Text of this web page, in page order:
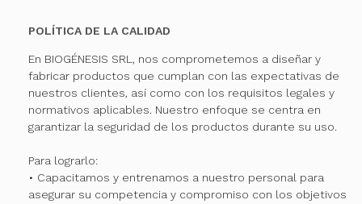
POLÍTICA DE LA CALIDAD
En BIOGÉNESIS SRL, nos comprometemos a diseñar y
fabricar productos que cumplan con las expectativas de
nuestros clientes, así como con los requisitos legales y
normativos aplicables. Nuestro enfoque se centra en
garantizar la seguridad de los productos durante su uso.
Para lograrlo:
• Capacitamos y entrenamos a nuestro personal para
asegurar su competencia y compromiso con los objetivos